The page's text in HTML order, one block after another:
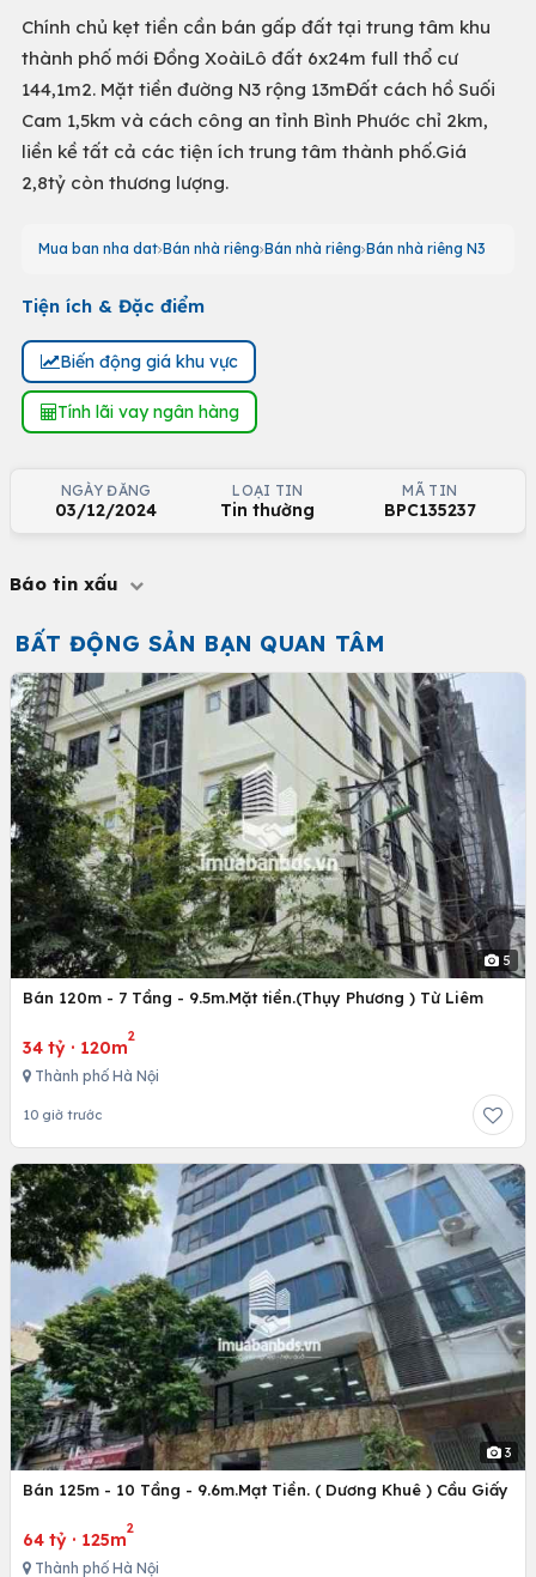
Chính chủ kẹt tiền cần bán gấp đất tại trung tâm khu
thành phố mới Đồng XoàiLô đất 6x24m full thổ cư
144,1m2. Mặt tiền đường N3 rộng 13mĐất cách hồ Suối
Cam 1,5km và cách công an tỉnh Bình Phước chỉ 2km,
liền kề tất cả các tiện ích trung tâm thành phố.Giá
2,8tỷ còn thương lượng.
Mua ban nha dat Bán nhà riêng Bán nhà riêng Bán nhà riêng N3
Tiện ích & Đặc điểm
Biến động giá khu vực
Tính lãi vay ngân hàng
NGÀY ĐĂNG
03/12/2024
LOẠI TIN
Tin thường
MÃ TIN
BPC135237
Báo tin xấu
BẤT ĐỘNG SẢN BẠN QUAN TÂM
5
Bán 120m - 7 Tầng - 9.5m.Mặt tiền.(Thụy Phương ) Từ Liêm
34 tỷ · 120m
2
Thành phố Hà Nội
10 giờ trước
3
Bán 125m - 10 Tầng - 9.6m.Mạt Tiền. ( Dương Khuê ) Cầu Giấy
64 tỷ · 125m
2
Thành phố Hà Nội